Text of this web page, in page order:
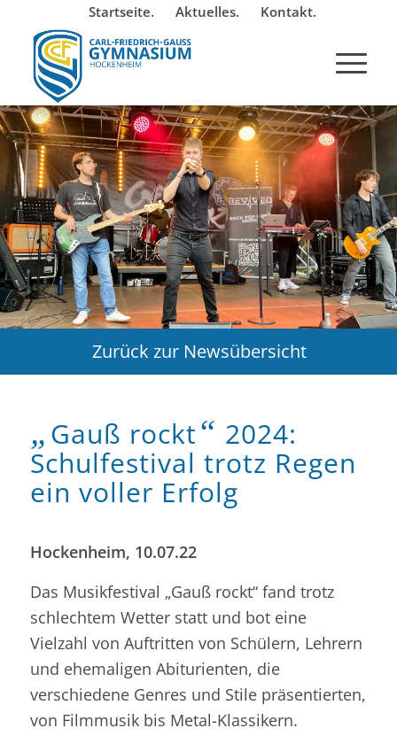
Startseite. Aktuelles. Kontakt.
Zurück zur Newsübersicht
„Gauß rockt“ 2024:
Schulfestival trotz Regen
ein voller Erfolg
Hockenheim, 10.07.22
Das Musikfestival „Gauß rockt“ fand trotz
schlechtem Wetter statt und bot eine
Vielzahl von Auftritten von Schülern, Lehrern
und ehemaligen Abiturienten, die
verschiedene Genres und Stile präsentierten,
von Filmmusik bis Metal-Klassikern.